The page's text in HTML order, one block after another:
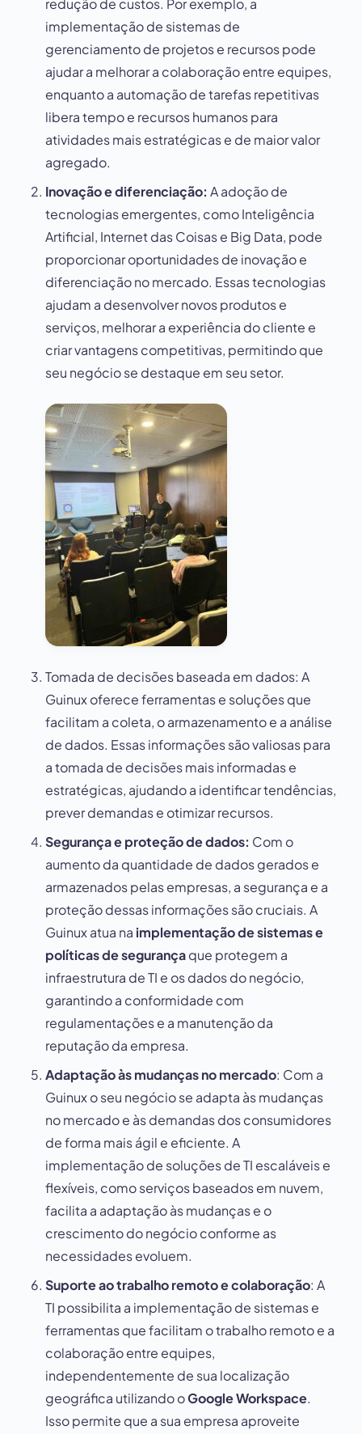
redução de custos. Por exemplo, a
implementação de sistemas de
gerenciamento de projetos e recursos pode
ajudar a melhorar a colaboração entre equipes,
enquanto a automação de tarefas repetitivas
libera tempo e recursos humanos para
atividades mais estratégicas e de maior valor
agregado.
Inovação e diferenciação: A adoção de
tecnologias emergentes, como Inteligência
Artificial, Internet das Coisas e Big Data, pode
proporcionar oportunidades de inovação e
diferenciação no mercado. Essas tecnologias
ajudam a desenvolver novos produtos e
serviços, melhorar a experiência do cliente e
criar vantagens competitivas, permitindo que
seu negócio se destaque em seu setor.
Tomada de decisões baseada em dados: A
Guinux oferece ferramentas e soluções que
facilitam a coleta, o armazenamento e a análise
de dados. Essas informações são valiosas para
a tomada de decisões mais informadas e
estratégicas, ajudando a identificar tendências,
prever demandas e otimizar recursos.
Segurança e proteção de dados: Com o
aumento da quantidade de dados gerados e
armazenados pelas empresas, a segurança e a
proteção dessas informações são cruciais. A
Guinux atua na implementação de sistemas e
políticas de segurançaque protegem a
infraestrutura de TI e os dados do negócio,
garantindo a conformidade com
regulamentações e a manutenção da
reputação da empresa.
Adaptação às mudanças no mercado: Com a
Guinux o seu negócio se adapta às mudanças
no mercado e às demandas dos consumidores
de forma mais ágil e eficiente. A
implementação de soluções de TI escaláveis e
flexíveis, como serviços baseados em nuvem,
facilita a adaptação às mudanças e o
crescimento do negócio conforme as
necessidades evoluem.
Suporte ao trabalho remoto e colaboração: A
TI possibilita a implementação de sistemas e
ferramentas que facilitam o trabalho remoto e a
colaboração entre equipes,
independentemente de sua localização
geográfica utilizando oGoogle Workspace.
Isso permite que a sua empresa aproveite